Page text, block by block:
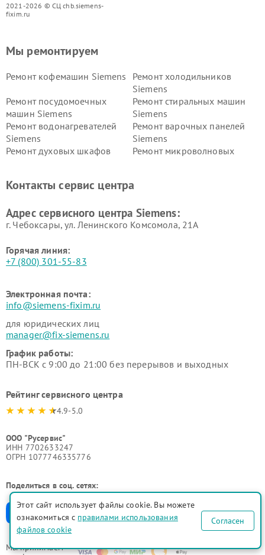
2021-2026 © СЦ chb.siemens-
fixim.ru
Мы принимаем
Мы ремонтируем
Ремонт кофемашин Siemens
Ремонт холодильников
Siemens
Ремонт посудомоечных
машин Siemens
Ремонт стиральных машин
Siemens
Ремонт водонагревателей
Siemens
Ремонт варочных панелей
Siemens
Ремонт духовых шкафов
Ремонт микроволновых
Siemens
Siemens
Siemens
Siemens
Контакты сервис центра
Адрес сервисного центра Siemens:
г. Чебоксары, ул. Ленинского Комсомола, 21А
Горячая линия:
+7 (800) 301-55-83
Электронная почта:
info@siemens-fixim.ru
для юридических лиц
manager@fix-siemens.ru
График работы:
ПН-ВСК с 9:00 до 21:00 без перерывов и выходных
Рейтинг сервисного центра
4.9-5.0
ООО "Русервис"
ИНН 7702633247
ОГРН 1077746335776
Поделиться в соц. сетях:
Этот сайт использует файлы cookie. Вы можете
ознакомиться с правилами использования
файлов cookie
Согласен